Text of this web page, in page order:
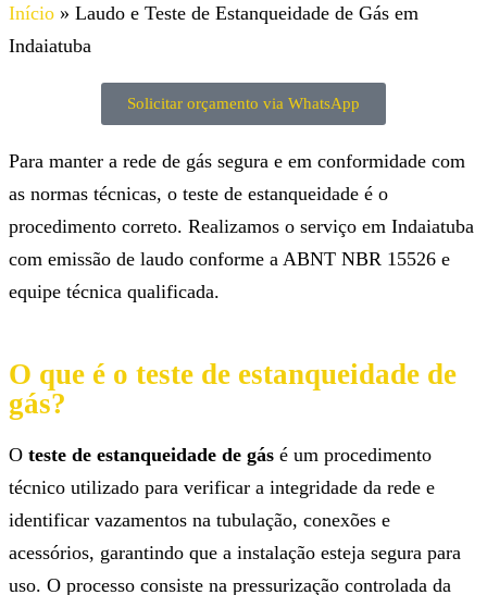
Início » Laudo e Teste de Estanqueidade de Gás em
Indaiatuba
Solicitar orçamento via WhatsApp
Para manter a rede de gás segura e em conformidade com
as normas técnicas, o teste de estanqueidade é o
procedimento correto. Realizamos o serviço em Indaiatuba
com emissão de laudo conforme a ABNT NBR 15526 e
equipe técnica qualificada.
O que é o teste de estanqueidade de
gás?
O teste de estanqueidade de gás é um procedimento
técnico utilizado para verificar a integridade da rede e
identificar vazamentos na tubulação, conexões e
acessórios, garantindo que a instalação esteja segura para
uso. O processo consiste na pressurização controlada da